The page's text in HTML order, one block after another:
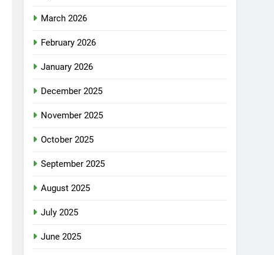
March 2026
February 2026
January 2026
December 2025
November 2025
October 2025
September 2025
August 2025
July 2025
June 2025